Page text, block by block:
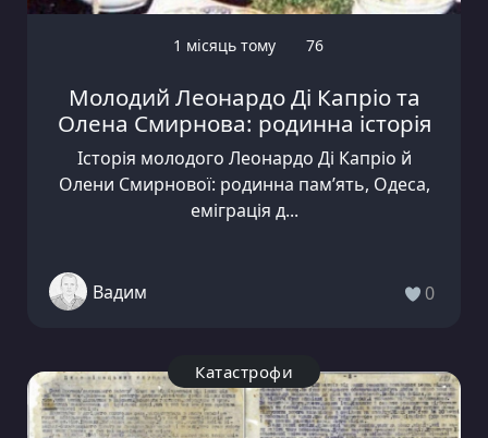
1 місяць тому 76
Молодий Леонардо Ді Капріо та
Олена Смирнова: родинна історія
Історія молодого Леонардо Ді Капріо й
Олени Смирнової: родинна пам’ять, Одеса,
еміграція д...
Вадим 0
Катастрофи